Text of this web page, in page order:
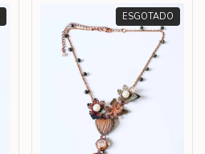
ESGOTADO